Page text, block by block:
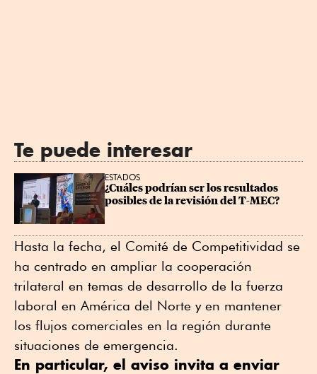
Te puede interesar
ESTADOS
¿Cuáles podrían ser los resultados
posibles de la revisión del T-MEC?
Hasta la fecha, el Comité de Competitividad se
ha centrado en ampliar la cooperación
trilateral en temas de desarrollo de la fuerza
laboral en América del Norte y en mantener
los flujos comerciales en la región durante
situaciones de emergencia.
En particular, el aviso invita a enviar